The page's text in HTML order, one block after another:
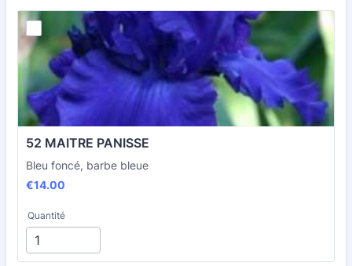
52 MAITRE PANISSE
Bleu foncé, barbe bleue
€14.00
€14.00
Quantité